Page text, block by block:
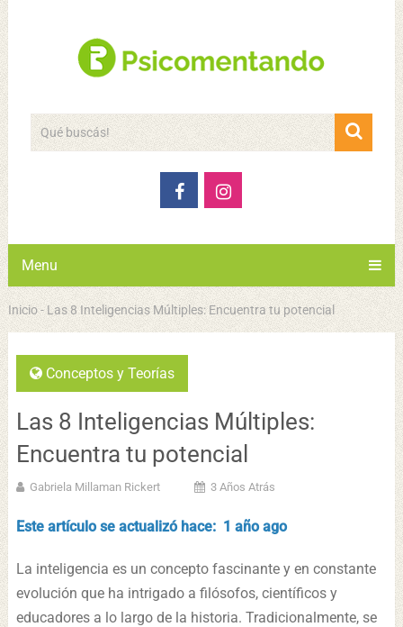
Menu
Inicio-Las 8 Inteligencias Múltiples: Encuentra tu potencial
Conceptos y Teorías
Las 8 Inteligencias Múltiples:
Encuentra tu potencial
Gabriela Millaman Rickert 3 Años Atrás
Este artículo se actualizó hace: 1 año ago
La inteligencia es un concepto fascinante y en constante
evolución que ha intrigado a filósofos, científicos y
educadores a lo largo de la historia. Tradicionalmente, se